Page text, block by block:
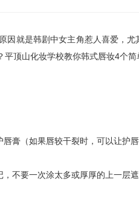
就是韩剧中女主角惹人喜爱，尤
顶山化妆学校教你韩式唇妆4个
（如果唇较干裂时，可以让护
要一次涂太多或厚厚的上一层遮